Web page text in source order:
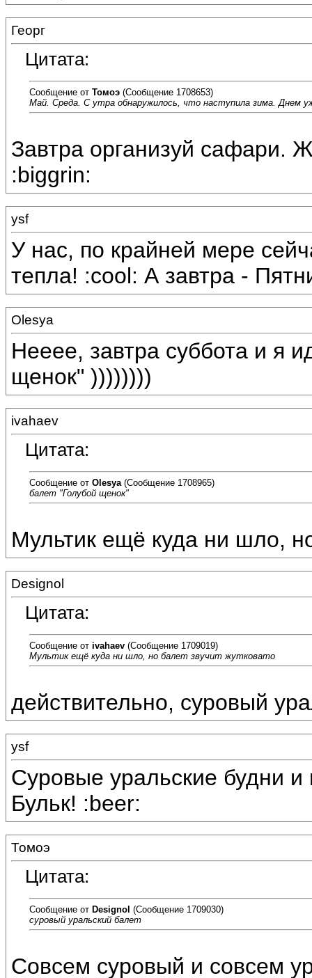
Георг
Цитата:
Сообщение от Томоэ (Сообщение 1708653)
Май. Среда. С утра обнаружилось, что наступила зима. Днем
Завтра организуй
:biggrin:
ysf
У нас, по крайней мере
тепла! :cool: А завтра -
Olesya
Нееее, завтра суббота и я
щенок" ))))))))
ivahaev
Цитата:
Сообщение от Olesya (Сообщение 1708965)
балет "Голубой щенок"
Мультик ещё куда ни шло,
Designol
Цитата:
Сообщение от ivahaev (Сообщение 1709019)
Мультик ещё куда ни шло, но балет звучит жутковато
действительно, суровый
ysf
Суровые уральские будни
Бульк! :beer:
Томоэ
Цитата:
Сообщение от Designol (Сообщение 1709030)
суровый уральский балет
Совсем суровый и совсем